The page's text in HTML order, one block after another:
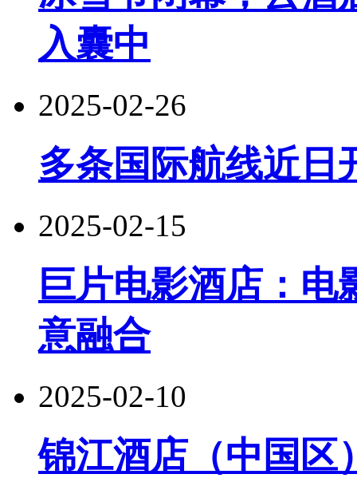
入囊中
2025-02-26
多条国际航线近日
2025-02-15
巨片电影酒店：电
意融合
2025-02-10
锦江酒店（中国区